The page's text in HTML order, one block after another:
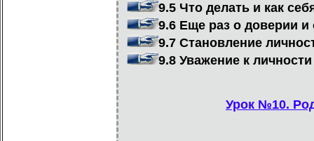
9.5 Что делать и как
9.6 Еще раз о доверии и
9.7 Становление
9.8 Уважение к
Урок №10.